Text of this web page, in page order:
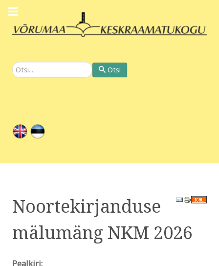
Otsi Otsi
Noortekirjanduse
mälumäng NKM 2026
Pealkiri: